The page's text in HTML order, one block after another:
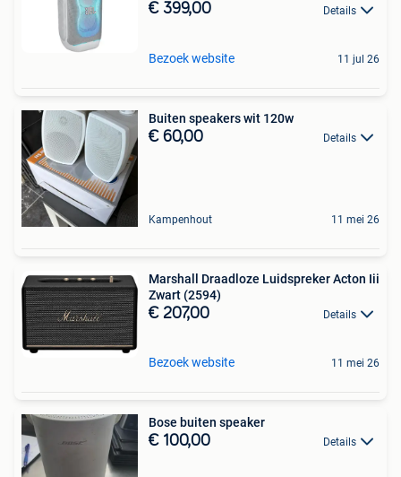
€ 399,00 Details
Bezoek website 11 jul 26
Buiten speakers wit 120w
€ 60,00 Details
Kampenhout 11 mei 26
Marshall Draadloze Luidspreker Acton Iii
Zwart (2594)
€ 207,00 Details
Bezoek website 11 mei 26
Bose buiten speaker
€ 100,00 Details